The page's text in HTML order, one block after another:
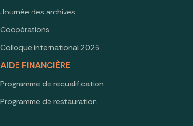
Journée des archives
Coopérations
Colloque international 2026
AIDE FINANCIÈRE
Programme de requalification
Programme de restauration